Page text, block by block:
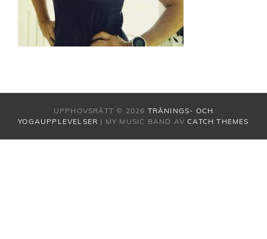
UPPHOVSRÄTT © 2026 TRÄNINGS- OCH
YOGAUPPLEVELSER | MY MUSIC BAND AVCATCH THEMES